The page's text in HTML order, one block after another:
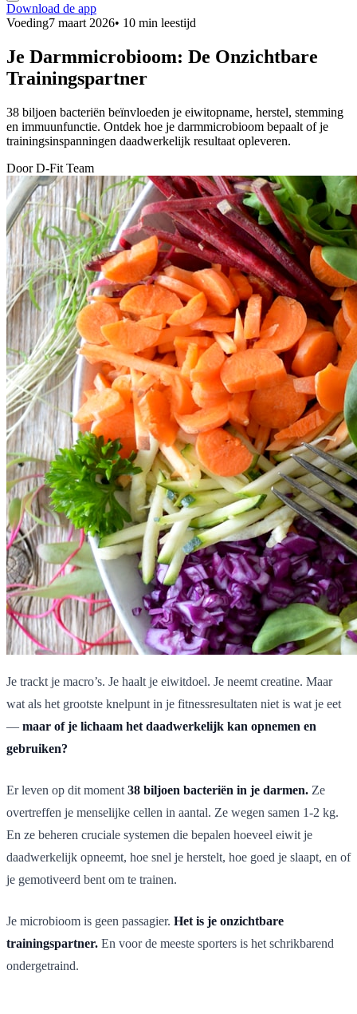
Download de app
Voeding7 maart 2026• 10 min leestijd
Je Darmmicrobioom: De Onzichtbare
Trainingspartner
38 biljoen bacteriën beïnvloeden je eiwitopname, herstel, stemming
en immuunfunctie. Ontdek hoe je darmmicrobioom bepaalt of je
trainingsinspanningen daadwerkelijk resultaat opleveren.
Door D-Fit Team
Je trackt je macro’s. Je haalt je eiwitdoel. Je neemt creatine. Maar
wat als het grootste knelpunt in je fitnessresultaten niet is wat je eet
— maar of je lichaam het daadwerkelijk kan opnemen en
gebruiken?
Er leven op dit moment 38 biljoen bacteriën in je darmen. Ze
overtreffen je menselijke cellen in aantal. Ze wegen samen 1-2 kg.
En ze beheren cruciale systemen die bepalen hoeveel eiwit je
daadwerkelijk opneemt, hoe snel je herstelt, hoe goed je slaapt, en of
je gemotiveerd bent om te trainen.
Je microbioom is geen passagier. Het is je onzichtbare
trainingspartner. En voor de meeste sporters is het schrikbarend
ondergetraind.